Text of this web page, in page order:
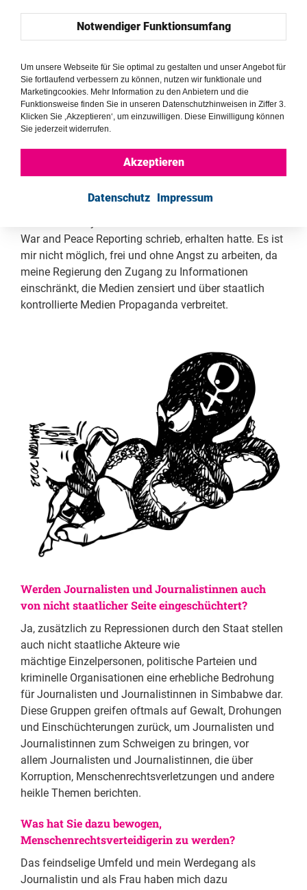
erhielt, bei dem ich mit dem Tod bedroht wurde.
Anschließend beschrieb der Anrufer mein Auto und die
nannte sogar die Namen meiner Kinder und die Schule,
die sie besuchten. Er drohte, man würde mich erwürgen
und an Beinen und Armen fesseln, wenn die
Geschichte über einen Armeegeneral, an der ich
für sechs Monate rund um die Uhr unter Bewachung
gestellt. Um 2004 musste ich aus dem Land fliehen,
bevorstehenden Verhaftung wegen Artikeln, die ich
War and Peace Reporting schrieb, erhalten hatte. Es ist
mir nicht möglich, frei und ohne Angst zu arbeiten, da
meine Regierung den Zugang zu Informationen
einschränkt, die Medien zensiert und über staatlich
kontrollierte Medien Propaganda verbreitet.
Werden Journalisten und Journalistinnen auch
von nicht staatlicher Seite eingeschüchtert?
Ja, zusätzlich zu Repressionen durch den Staat stellen
auch nicht staatliche Akteure wie
mächtige Einzelpersonen, politische Parteien und
kriminelle Organisationen eine erhebliche Bedrohung
für Journalisten und Journalistinnen in Simbabwe dar.
Diese Gruppen greifen oftmals auf Gewalt, Drohungen
und Einschüchterungen zurück, um Journalisten und
Journalistinnen zum Schweigen zu bringen, vor
allem Journalisten und Journalistinnen, die über
Korruption, Menschenrechtsverletzungen und andere
heikle Themen berichten.
Was hat Sie dazu bewogen,
Menschenrechtsverteidigerin zu werden?
Das feindselige Umfeld und mein Werdegang als
Journalistin und als Frau haben mich dazu
Notwendiger Funktionsumfang
Um unsere Webseite für Sie optimal zu gestalten und unser Angebot für
Sie fortlaufend verbessern zu können, nutzen wir funktionale und
Marketingcookies. Mehr Information zu den Anbietern und die
Funktionsweise finden Sie in unseren Datenschutzhinweisen in Ziffer 3.
Klicken Sie ‚Akzeptieren‘, um einzuwilligen. Diese Einwilligung können
Sie jederzeit widerrufen.
Akzeptieren
Datenschutz Impressum